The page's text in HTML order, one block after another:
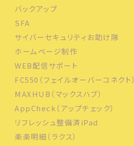
バックアップ
SFA
サイバーセキュリティお助け隊
ホームページ制作
WEB配信サポート
FC550（フェイルオーバーコネクト）
MAXHUB（マックスハブ）
AppCheck（アップチェック）
リフレッシュ整備済iPad
楽楽明細（ラクス）